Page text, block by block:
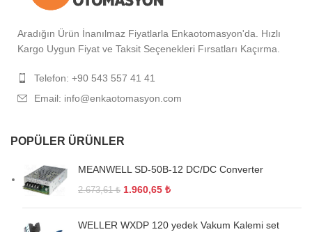
Aradığın Ürün İnanılmaz Fiyatlarla Enkaotomasyon'da. Hızlı
Kargo Uygun Fiyat ve Taksit Seçenekleri Fırsatları Kaçırma.
Telefon: +90 543 557 41 41
Email: info@enkaotomasyon.com
POPÜLER ÜRÜNLER
MEANWELL SD-50B-12 DC/DC Converter
2.673,61₺ 1.960,65 ₺
WELLER WXDP 120 yedek Vakum Kalemi set